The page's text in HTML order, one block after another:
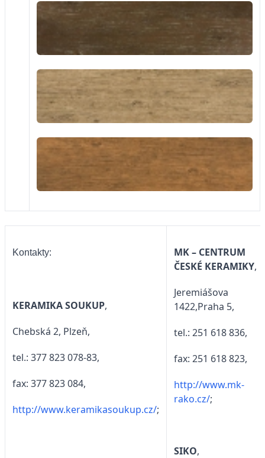
Kontakty:
KERAMIKA SOUKUP,
Chebská 2, Plzeň,
tel.: 377 823 078-83,
fax: 377 823 084,
http://www.keramikasoukup.cz/;
MK – CENTRUM
ČESKÉ KERAMIKY,
Jeremiášova
1422,Praha 5,
tel.: 251 618 836,
fax: 251 618 823,
http://www.mk-
rako.cz/;
SIKO,